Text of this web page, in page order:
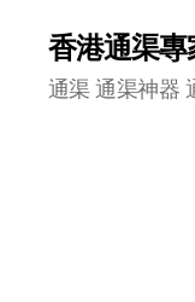
香港通渠專
通渠 通渠神器